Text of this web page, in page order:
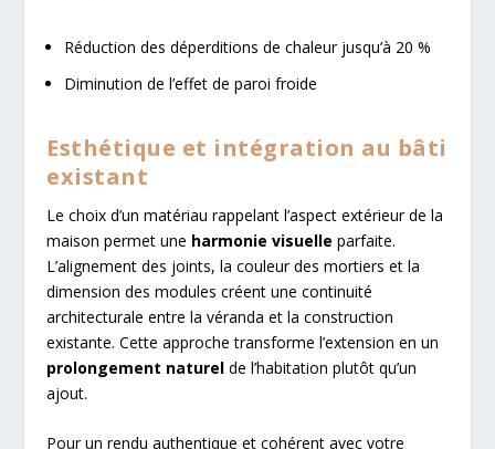
Réduction des déperditions de chaleur jusqu’à 20 %
Diminution de l’effet de paroi froide
Esthétique et intégration au bâti
existant
Le choix d’un matériau rappelant l’aspect extérieur de la
maison permet une harmonie visuelle parfaite.
L’alignement des joints, la couleur des mortiers et la
dimension des modules créent une continuité
architecturale entre la véranda et la construction
existante. Cette approche transforme l’extension en un
prolongement naturel de l’habitation plutôt qu’un
ajout.
Pour un rendu authentique et cohérent avec votre